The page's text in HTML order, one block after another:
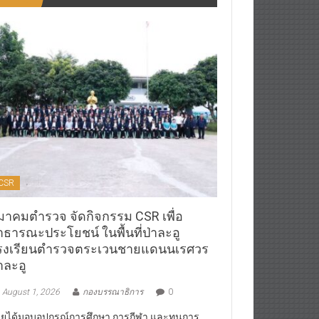
าคมตำรวจ จัดกิจกรรม CSR เพื่อ
ธารณะประโยชน์ ในพื้นที่ป่าละอู
งเรียนตำรวจตระเวนชายแดนนเรศวร
ละอู
August 1, 2026 กองบรรณาธิการ 0
ได้มอบอุปกรณ์การศึกษา,การกีฬา และทุนการ